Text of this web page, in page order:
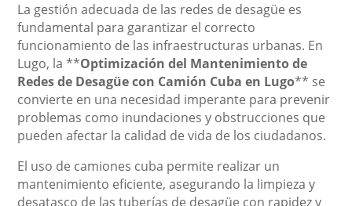
La gestión adecuada de las redes de desagüe es
fundamental para garantizar el correcto
funcionamiento de las infraestructuras urbanas. En
Lugo, la **Optimización del Mantenimiento de
Redes de Desagüe con Camión Cuba en Lugo** se
convierte en una necesidad imperante para prevenir
problemas como inundaciones y obstrucciones que
pueden afectar la calidad de vida de los ciudadanos.
El uso de camiones cuba permite realizar un
mantenimiento eficiente, asegurando la limpieza y
desatasco de las tuberías de desagüe con rapidez y